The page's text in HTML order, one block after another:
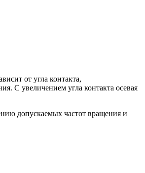
от угла контакта,
С увеличением угла контакта осевая
допускаемых частот вращения и